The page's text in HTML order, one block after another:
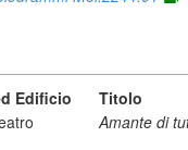
Edificio
Titolo
Amante di